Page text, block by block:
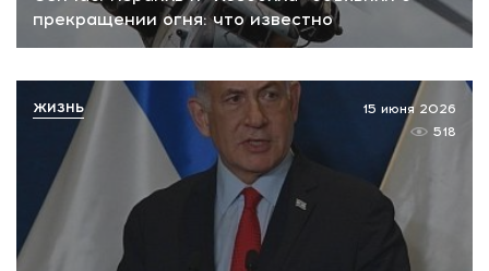
прекращении огня: что известно
15 июня 2026
518
ЖИЗНЬ